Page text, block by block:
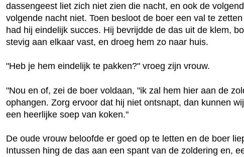
dassengeest liet zich niet zien die nacht, en ook de
volgende nacht niet. Toen besloot de boer een val te
had hij eindelijk succes. Hij bevrijdde de das uit de klem,
stevig aan elkaar vast, en droeg hem zo naar huis.
"Heb je hem eindelijk te pakken?" vroeg zijn vrouw.
"Nou en of, zei de boer voldaan, "ik zal hem hier aan de
ophangen. Zorg ervoor dat hij niet ontsnapt, dan kunnen
een heerlijke soep van koken."
De oude vrouw beloofde er goed op te letten en de boer
Intussen hing de das aan een spant van de zoldering en,